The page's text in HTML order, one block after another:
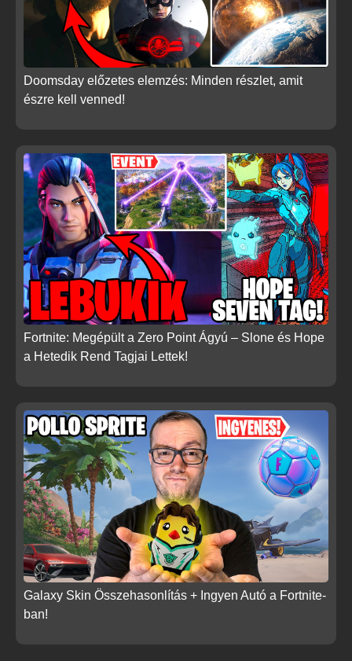
Doomsday előzetes elemzés: Minden részlet, amit
észre kell venned!
Fortnite: Megépült a Zero Point Ágyú – Slone és Hope
a Hetedik Rend Tagjai Lettek!
Galaxy Skin Összehasonlítás + Ingyen Autó a Fortnite-
ban!